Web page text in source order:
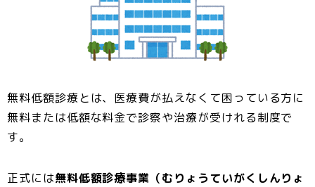
無料低額診療とは、医療費が払えなくて困っている方に
無料または低額な料金で診察や治療が受けれる制度で
す。
正式には無料低額診療事業（むりょうていがくしんりょ